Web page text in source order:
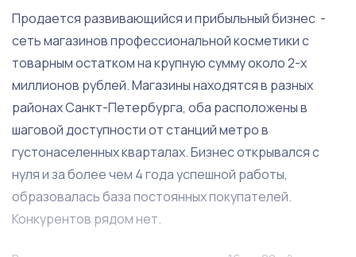
Продается развивающийся и прибыльный бизнес -
сеть магазинов профессиональной косметики с
товарным остатком на крупную сумму около 2-х
миллионов рублей. Магазины находятся в разных
районах Санкт-Петербурга, оба расположены в
шаговой доступности от станций метро в
густонаселенных кварталах. Бизнес открывался с
нуля и за более чем 4 года успешной работы,
образовалась база постоянных покупателей.
Конкурентов рядом нет.